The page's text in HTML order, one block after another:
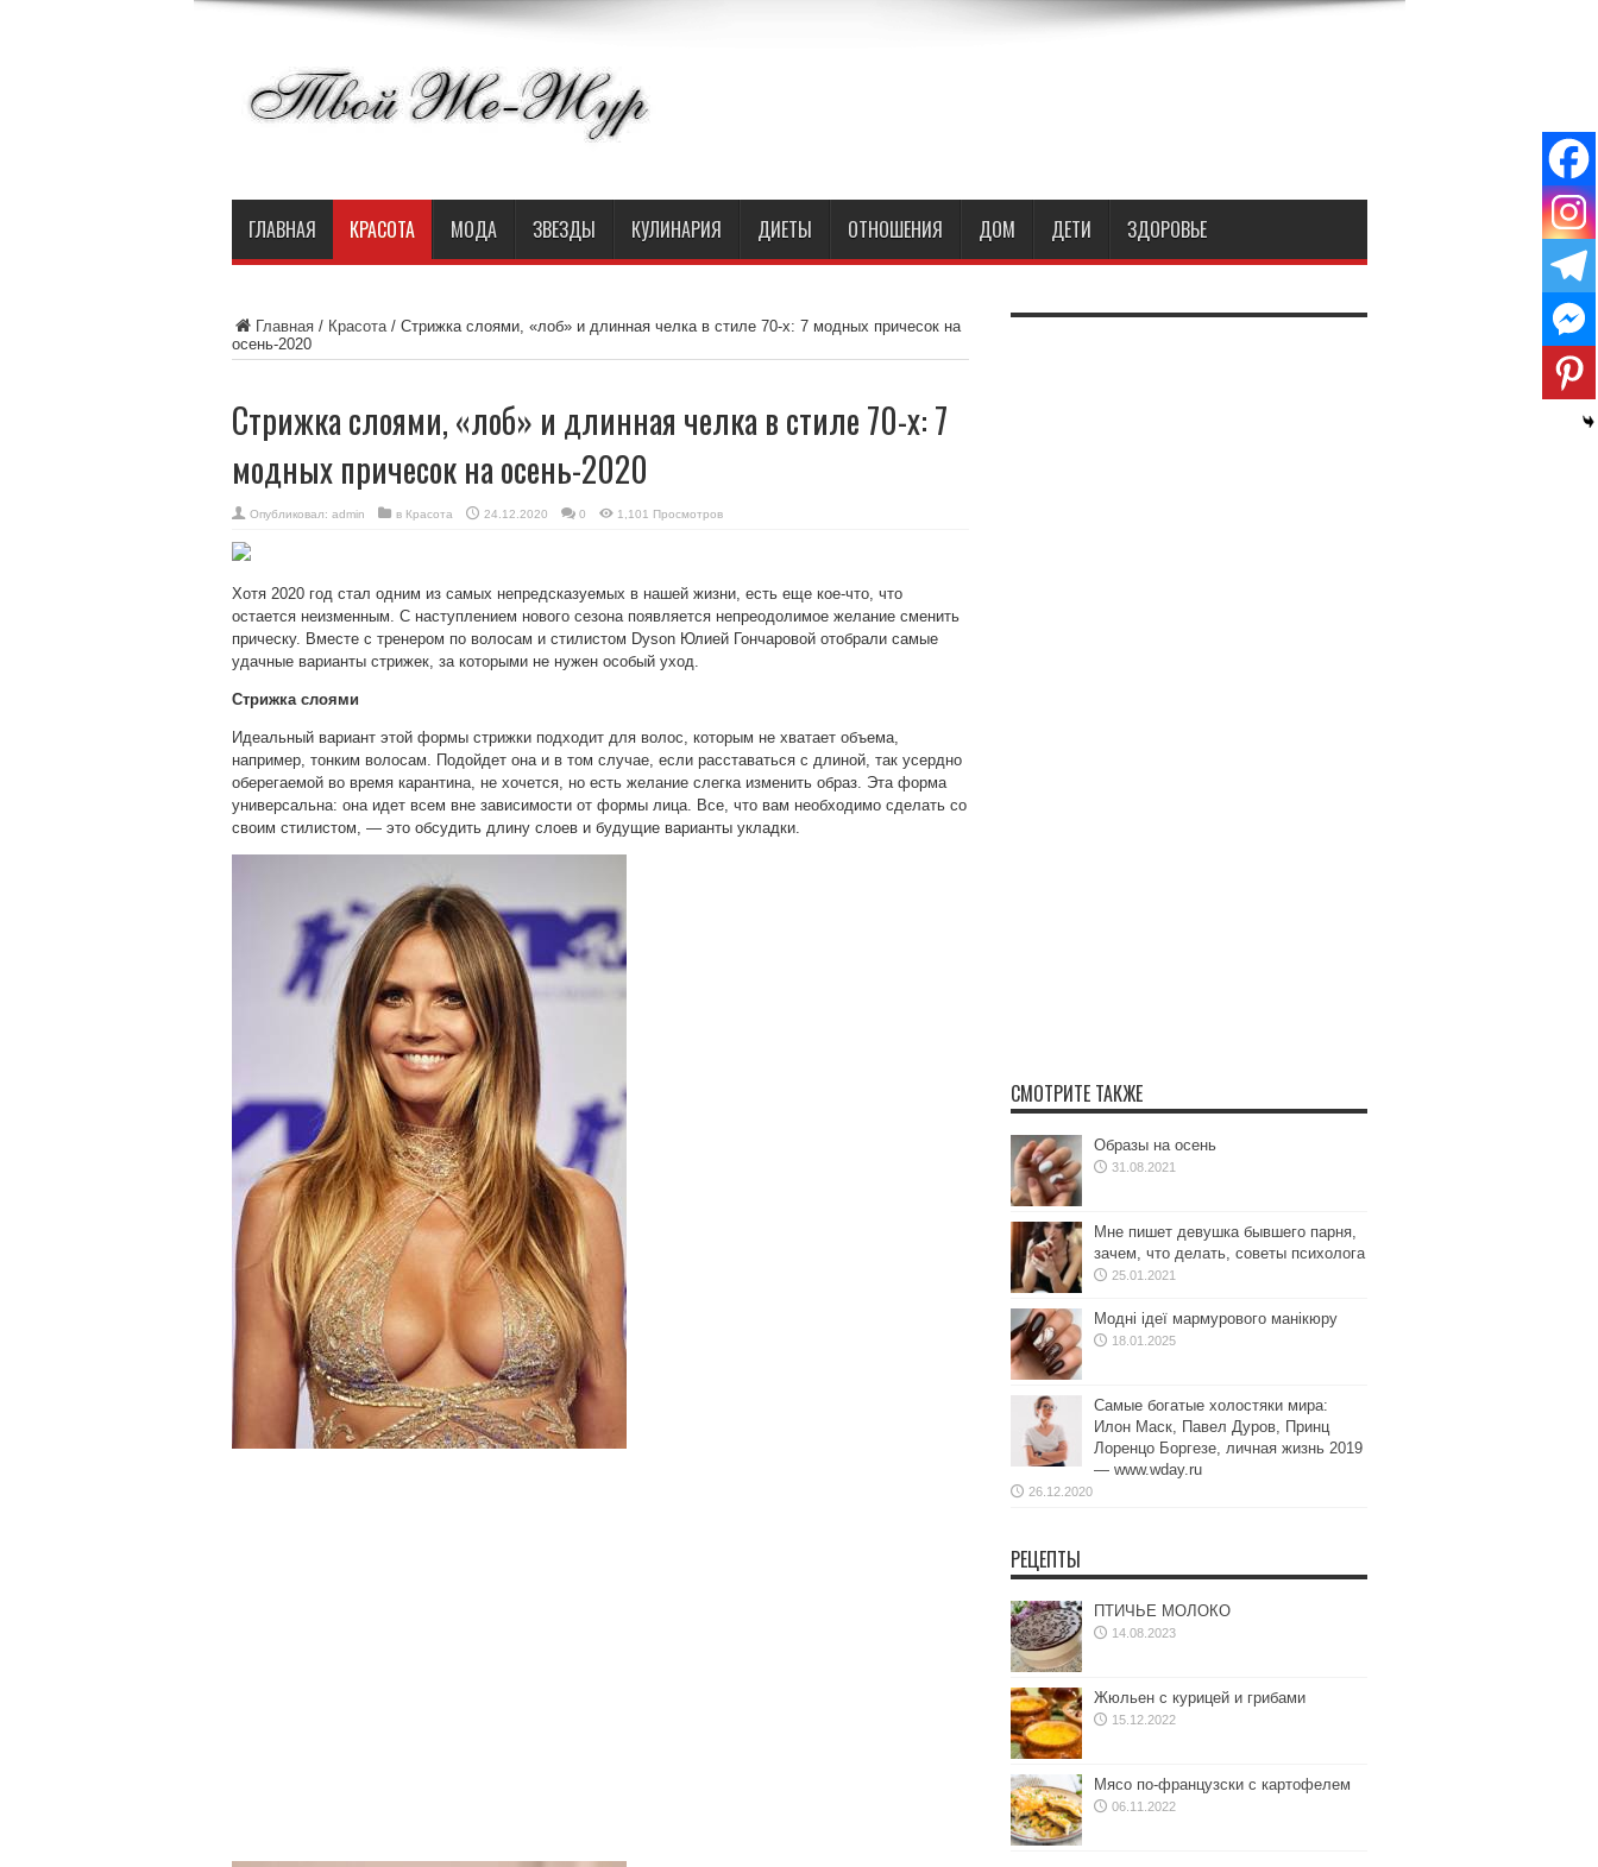
ГЛАВНАЯ КРАСОТА МОДА ЗВЕЗДЫ КУЛИНАРИЯ ДИЕТЫ ОТНОШЕНИЯ ДОМ ДЕТИ ЗДОРОВЬЕ
Главная/ Красота/ Стрижка слоями, «лоб» и длинная челка в стиле 70-х: 7 модных причесок на
осень-2020
Стрижка слоями, «лоб» и длинная челка в стиле 70-х: 7
модных причесок на осень-2020
Опубликовал: admin в Красота 24.12.2020 0 1,101 Просмотров
Хотя 2020 год стал одним из самых непредсказуемых в нашей жизни, есть еще кое-что, что
остается неизменным. С наступлением нового сезона появляется непреодолимое желание сменить
прическу. Вместе с тренером по волосам и стилистом Dyson Юлией Гончаровой отобрали самые
удачные варианты стрижек, за которыми не нужен особый уход.
Стрижка слоями
Идеальный вариант этой формы стрижки подходит для волос, которым не хватает объема,
например, тонким волосам. Подойдет она и в том случае, если расставаться с длиной, так усердно
оберегаемой во время карантина, не хочется, но есть желание слегка изменить образ. Эта форма
универсальна: она идет всем вне зависимости от формы лица. Все, что вам необходимо сделать со
своим стилистом, — это обсудить длину слоев и будущие варианты укладки.
СМОТРИТЕ ТАКЖЕ
Образы на осень
31.08.2021
Мне пишет девушка бывшего парня,
зачем, что делать, советы психолога
25.01.2021
Модні ідеї мармурового манікюру
18.01.2025
Самые богатые холостяки мира:
Илон Маск, Павел Дуров, Принц
Лоренцо Боргезе, личная жизнь 2019
— www.wday.ru
26.12.2020
РЕЦЕПТЫ
ПТИЧЬЕ МОЛОКО
14.08.2023
Жюльен с курицей и грибами
15.12.2022
Мясо по-французски с картофелем
06.11.2022